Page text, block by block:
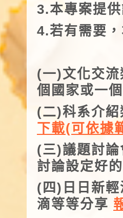
3.本專案提
4.若有需要
(一)文化交
個國家或一
(二)科系介紹
下載(可依據
(三)議題討論
討論設定好
(四) 日日新
滴等等分享